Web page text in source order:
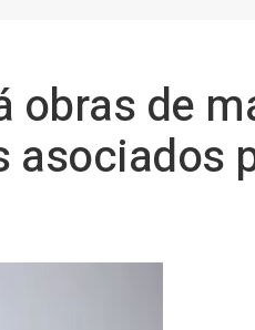
obras de
asociados